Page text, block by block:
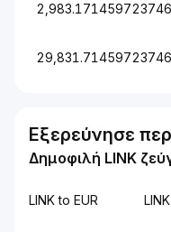
2,983.171459723746
29,831.71459723746
Εξερεύνησε
Δημοφιλή LINK
LINK to EUR